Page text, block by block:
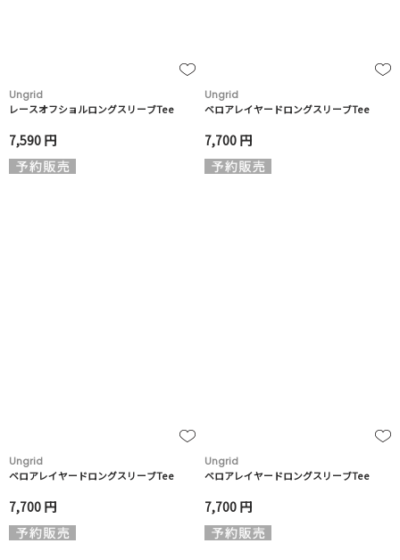
Ungrid
レースオフショルロングスリーブTee
7,590 円
Ungrid
ベロアレイヤードロングスリーブTee
7,700 円
Ungrid
ベロアレイヤードロングスリーブTee
7,700 円
Ungrid
ベロアレイヤードロングスリーブTee
7,700 円